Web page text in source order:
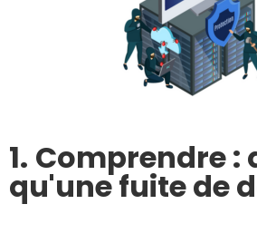
1. Comprendre :
qu'une fuite de